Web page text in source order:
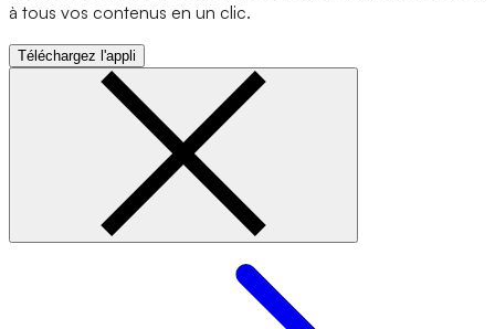
à tous vos contenus en un clic.
Téléchargez l'appli